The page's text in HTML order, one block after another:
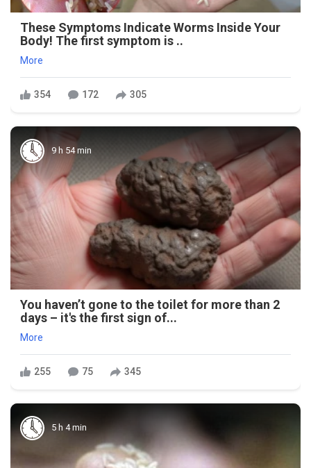
These Symptoms Indicate Worms Inside Your
Body! The first symptom is ..
More
354 172 305
9 h 54 min
You haven’t gone to the toilet for more than 2
days – it's the first sign of...
More
255 75 345
5 h 4 min